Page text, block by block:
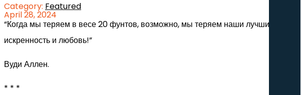
Category: Featured
April 28, 2024
“Когда мы теряем в весе 20 фунтов, возможно, мы теряем наши лучшие 20
искренность и любовь!”
Вуди Аллен.
* * *